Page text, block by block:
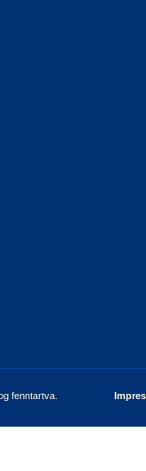
fenntartva.